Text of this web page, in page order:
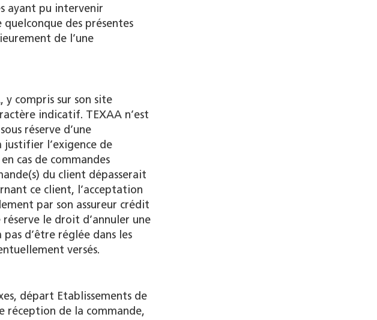
ayant pu intervenir
des présentes
de l’une
compris sur son site
indicatif. TEXAA n’est
réserve d’une
l’exigence de
cas de commandes
du client dépasserait
ce client, l’acceptation
par son assureur crédit
le droit d’annuler une
d’être réglée dans les
versés.
départ Etablissements de
réception de la commande,